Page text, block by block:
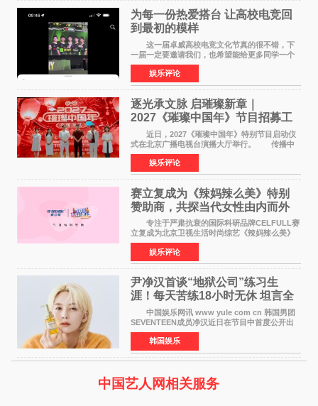
为每一份热爱搭台 让高校电竞回
到最初的模样
这一届卓威高校电竞文化节真的很不错，下
一届一定要邀请我们，也希望能给更多同学一个
来到现场的机会。 2026卓威高校电竞文化节
已经落下帷幕，在活动结束后，仍有不少高校电
竞社负责人和现
娱乐评论
逐光承文脉 启璀璨新章｜
2027《璀璨中国年》节目招募工
作圆满启动
近日，2027《璀璨中国年》特别节目启动仪
式在北京广播电视台演播大厅举行。 传播中
华优秀传统文化，弘扬纯正国风艺术，打造高规
格、高质感、正能量的文艺盛典，是璀璨中国年
矢志不渝的初心
娱乐评论
赛立复成为《辣妈辣么美》特别
赞助商，共探当代女性由内而外
活力美
专注于严肃抗衰的国际科研品牌CELFULL赛
立复成为北京卫视生活时尚综艺《辣妈辣么美》
的特别赞助商,明星辣妈袁咏仪倾情参与，向广大
都市女性传递健康生活新主张，寄语当代女性在
家庭与自我之间
娱乐评论
尹净汉首谈“地狱公司”练习生
涯！每天苦练18小时无休 坦言全
靠成员撑过来
中国娱乐网讯 www yule com cn 韩国男团
SEVENTEEN成员净汉近日在节目中首度公开出
道前的残酷练习生经历，并提及经纪公司Pledis
娱乐，引发广泛关注。 在8月2日播出的日本
TBS综艺节目《周
韩国娱乐
中国艺人网相关服务